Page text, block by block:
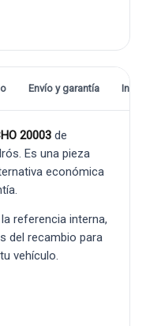
Envío y garantía
20003 de
Es una pieza
económica
referencia interna,
del recambio para
vehículo.